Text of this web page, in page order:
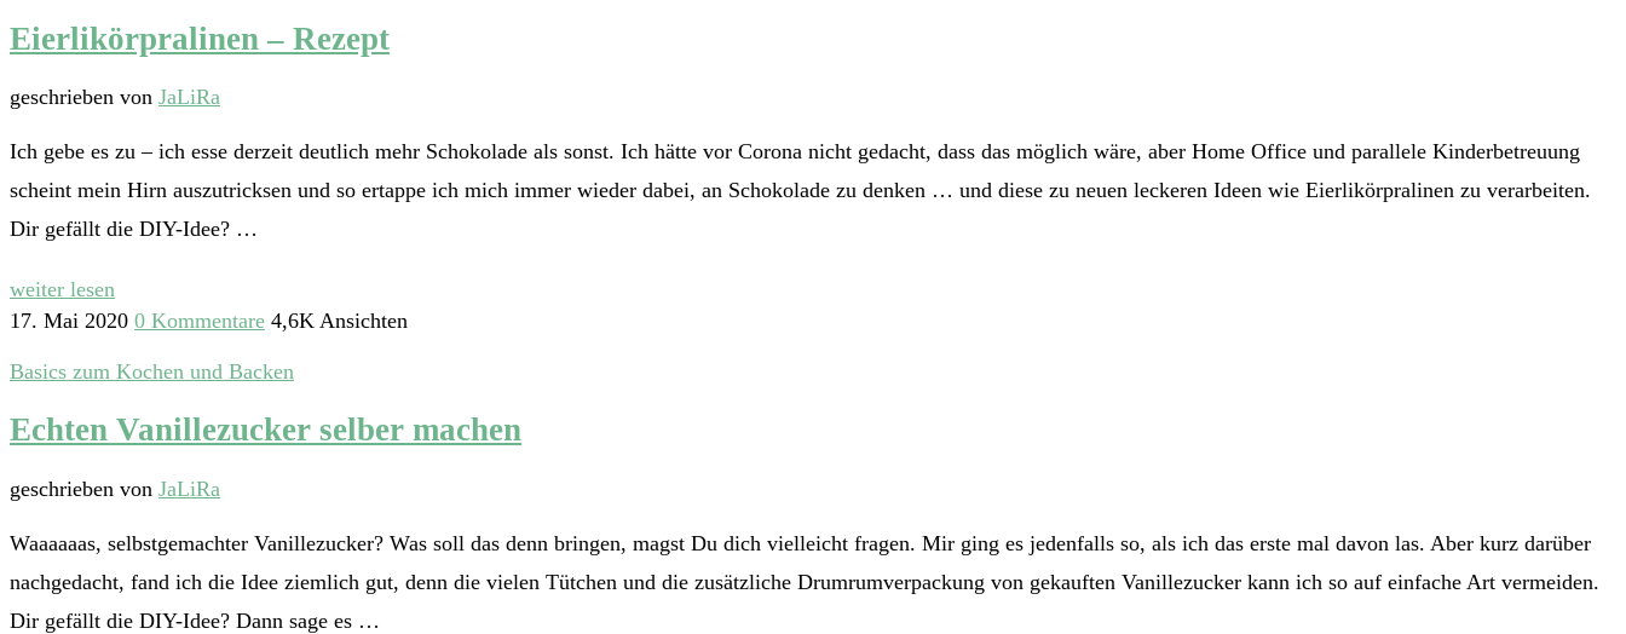
Eierlikörpralinen – Rezept
geschrieben von JaLiRa
Ich gebe es zu – ich esse derzeit deutlich mehr Schokolade als sonst. Ich hätte vor Corona nicht gedacht, dass das möglich wäre, aber Home Office und parallele Kinderbetreuung
scheint mein Hirn auszutricksen und so ertappe ich mich immer wieder dabei, an Schokolade zu denken … und diese zu neuen leckeren Ideen wie Eierlikörpralinen zu verarbeiten.
Dir gefällt die DIY-Idee? …
weiter lesen
17. Mai 2020 0 Kommentare 4,6K Ansichten
Basics zum Kochen und Backen
Echten Vanillezucker selber machen
geschrieben von JaLiRa
Waaaaaas, selbstgemachter Vanillezucker? Was soll das denn bringen, magst Du dich vielleicht fragen. Mir ging es jedenfalls so, als ich das erste mal davon las. Aber kurz darüber
nachgedacht, fand ich die Idee ziemlich gut, denn die vielen Tütchen und die zusätzliche Drumrumverpackung von gekauften Vanillezucker kann ich so auf einfache Art vermeiden.
Dir gefällt die DIY-Idee? Dann sage es …